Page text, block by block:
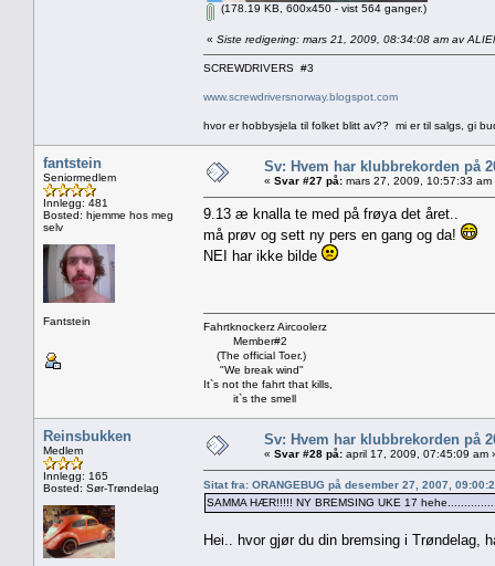
(178.19 KB, 600x450 - vist 564 ganger.)
« Siste redigering: mars 21, 2009, 08:34:08 am av
SCREWDRIVERS #3
www.screwdriversnorway.blogspot.com
hvor er hobbysjela til folket blitt av?? mi er til salgs, gi
fantstein
Seniormedlem
Innlegg: 481
Bosted: hjemme hos meg
selv
Fantstein
Sv: Hvem har klubbrekorden på
« Svar #27 på: mars 27, 2009, 10:57:33 am
9.13 æ knalla te med på frøya det året..
må prøv og sett ny pers en gang og da!
NEI har ikke bilde
Fahrtknockerz Aircoolerz
Member#2
(The official Toer.)
"We break wind"
It`s not the fahrt that kills,
it`s the smell
Reinsbukken
Medlem
Innlegg: 165
Bosted: Sør-Trøndelag
Sv: Hvem har klubbrekorden på
« Svar #28 på: april 17, 2009, 07:45:09 am
Sitat fra: ORANGEBUG på desember 27, 2007,
SAMMA HÆR!!!!! NY BREMSING UKE 17
Hei.. hvor gjør du din bremsing i Trøndelag,